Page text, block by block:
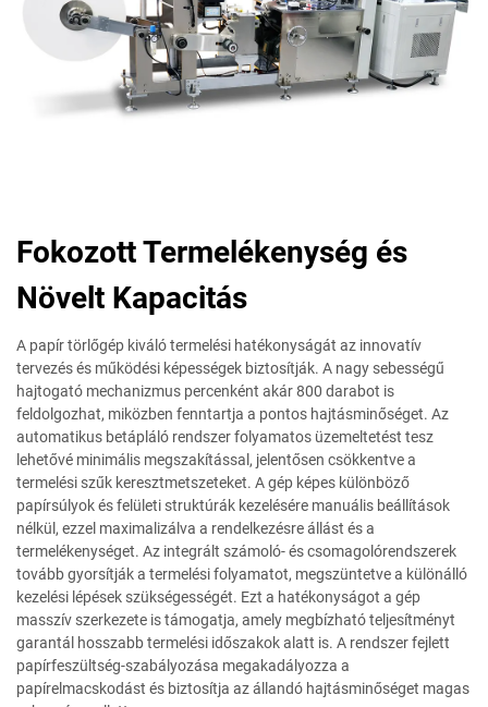
Fokozott Termelékenység és
Növelt Kapacitás
A papír törlőgép kiváló termelési hatékonyságát az innovatív
tervezés és működési képességek biztosítják. A nagy sebességű
hajtogató mechanizmus percenként akár 800 darabot is
feldolgozhat, miközben fenntartja a pontos hajtásminőséget. Az
automatikus betápláló rendszer folyamatos üzemeltetést tesz
lehetővé minimális megszakítással, jelentősen csökkentve a
termelési szűk keresztmetszeteket. A gép képes különböző
papírsúlyok és felületi struktúrák kezelésére manuális beállítások
nélkül, ezzel maximalizálva a rendelkezésre állást és a
termelékenységet. Az integrált számoló- és csomagolórendszerek
tovább gyorsítják a termelési folyamatot, megszüntetve a különálló
kezelési lépések szükségességét. Ezt a hatékonyságot a gép
masszív szerkezete is támogatja, amely megbízható teljesítményt
garantál hosszabb termelési időszakok alatt is. A rendszer fejlett
papírfeszültség-szabályozása megakadályozza a
papírelmacskodást és biztosítja az állandó hajtásminőséget magas